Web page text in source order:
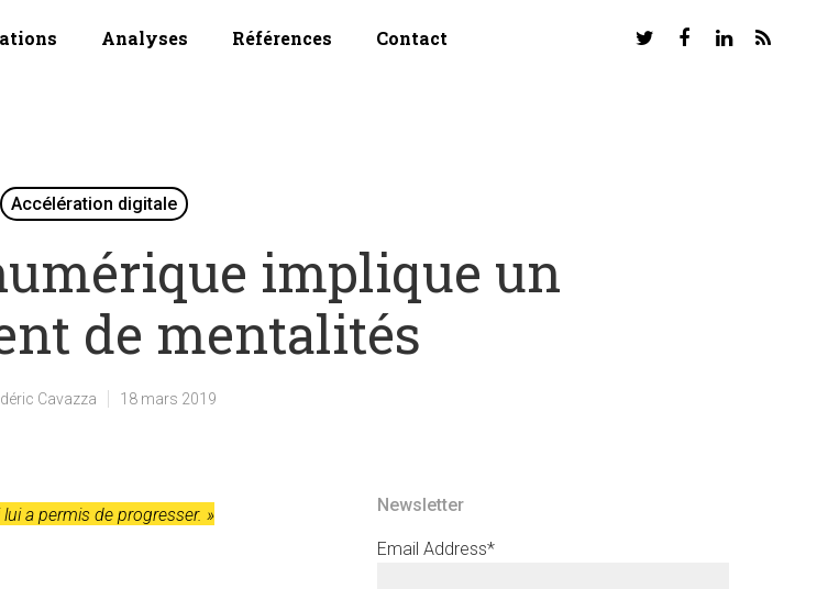
Analyses Références Contact
Accélération digitale
implique un
de mentalités
Cavazza 18 mars 2019
a permis de progresser. » Newsletter
Email Address*